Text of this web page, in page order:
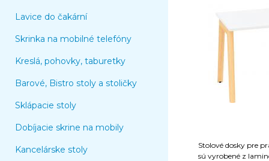
Lavice do čakární
Skrinka na mobilné telefóny
Kreslá, pohovky, taburetky
Barové, Bistro stoly a stoličky
Sklápacie stoly
Dobíjacie skrine na mobily
Kancelárske stoly
Stolové dosky pre
sú vyrobené z